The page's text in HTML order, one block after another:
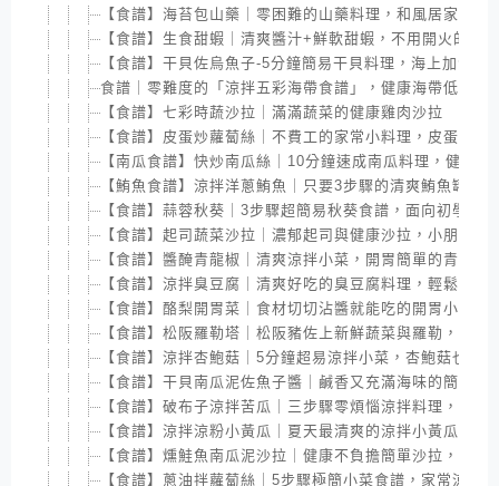
【食譜】海苔包山藥｜零困難的山藥料理，和風居家小菜
【食譜】生食甜蝦｜清爽醬汁+鮮軟甜蝦，不用開火的日
【食譜】干貝佐烏魚子-5分鐘簡易干貝料理，海上加海的
食譜｜零難度的「涼拌五彩海帶食譜」，健康海帶低卡又
【食譜】七彩時蔬沙拉｜滿滿蔬菜的健康雞肉沙拉
【食譜】皮蛋炒蘿蔔絲｜不費工的家常小料理，皮蛋的美
【南瓜食譜】快炒南瓜絲｜10分鐘速成南瓜料理，健康蔬
【鮪魚食譜】涼拌洋蔥鮪魚｜只要3步驟的清爽鮪魚罐頭
【食譜】蒜蓉秋葵｜3步驟超簡易秋葵食譜，面向初學者
【食譜】起司蔬菜沙拉｜濃郁起司與健康沙拉，小朋友都
【食譜】醬醃青龍椒｜清爽涼拌小菜，開胃簡單的青龍椒
【食譜】涼拌臭豆腐｜清爽好吃的臭豆腐料理，輕鬆上手
【食譜】酪梨開胃菜｜食材切切沾醬就能吃的開胃小菜
【食譜】松阪羅勒塔｜松阪豬佐上新鮮蔬菜與羅勒，美
【食譜】涼拌杏鮑菇｜5分鐘超易涼拌小菜，杏鮑菇也能
【食譜】干貝南瓜泥佐魚子醬｜鹹香又充滿海味的簡單下
【食譜】破布子涼拌苦瓜｜三步驟零煩惱涼拌料理，苦瓜
【食譜】涼拌涼粉小黃瓜｜夏天最清爽的涼拌小黃瓜料理
【食譜】燻鮭魚南瓜泥沙拉｜健康不負擔簡單沙拉，好吃
【食譜】蔥油拌蘿蔔絲｜5步驟極簡小菜食譜，家常涼拌